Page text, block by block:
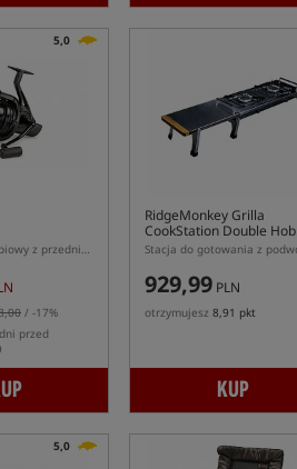
5,0
Kołowrotek karpiowy z przednim hamulcem
/ -17%
przed
RidgeMonkey Grilla
CookStation Double Hob
929,99 PLN
otrzymujesz 8,91 pkt
KUP
5,0